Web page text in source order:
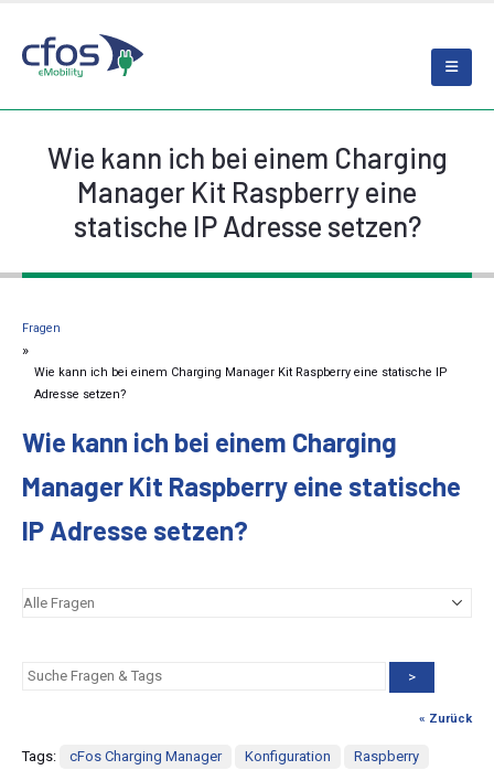
Wie kann ich bei einem Charging
Manager Kit Raspberry eine
statische IP Adresse setzen?
Fragen
Wie kann ich bei einem Charging Manager Kit Raspberry eine statische IP
Adresse setzen?
Wie kann ich bei einem Charging
Manager Kit Raspberry eine statische
IP Adresse setzen?
>
« Zurück
Tags: cFos Charging Manager Konfiguration Raspberry